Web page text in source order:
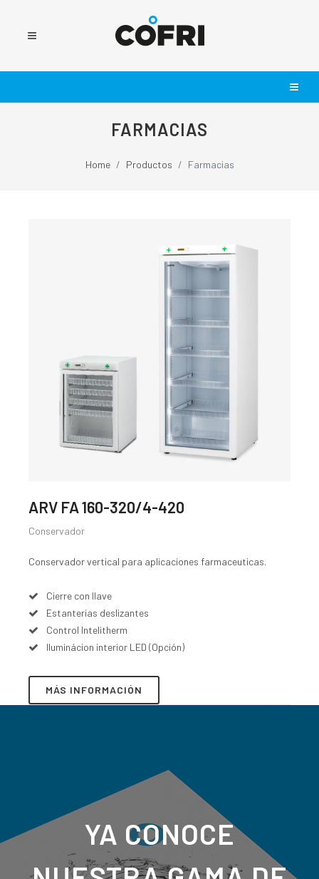
FARMACIAS
Home Productos Farmacias
ARV FA 160-320/4-420
Conservador
Conservador vertical para aplicaciones farmaceuticas.
Cierre con llave
Estanterias deslizantes
Control Intelitherm
Iluminácion interior LED (Opción)
MÁS INFORMACIÓN
YA CONOCE